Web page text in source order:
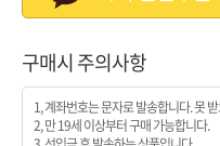
구매시 주의사항
1, 계좌번호는 문자로 발송합니다. 못
2, 만 19세 이상부터 구매 가능합니다.